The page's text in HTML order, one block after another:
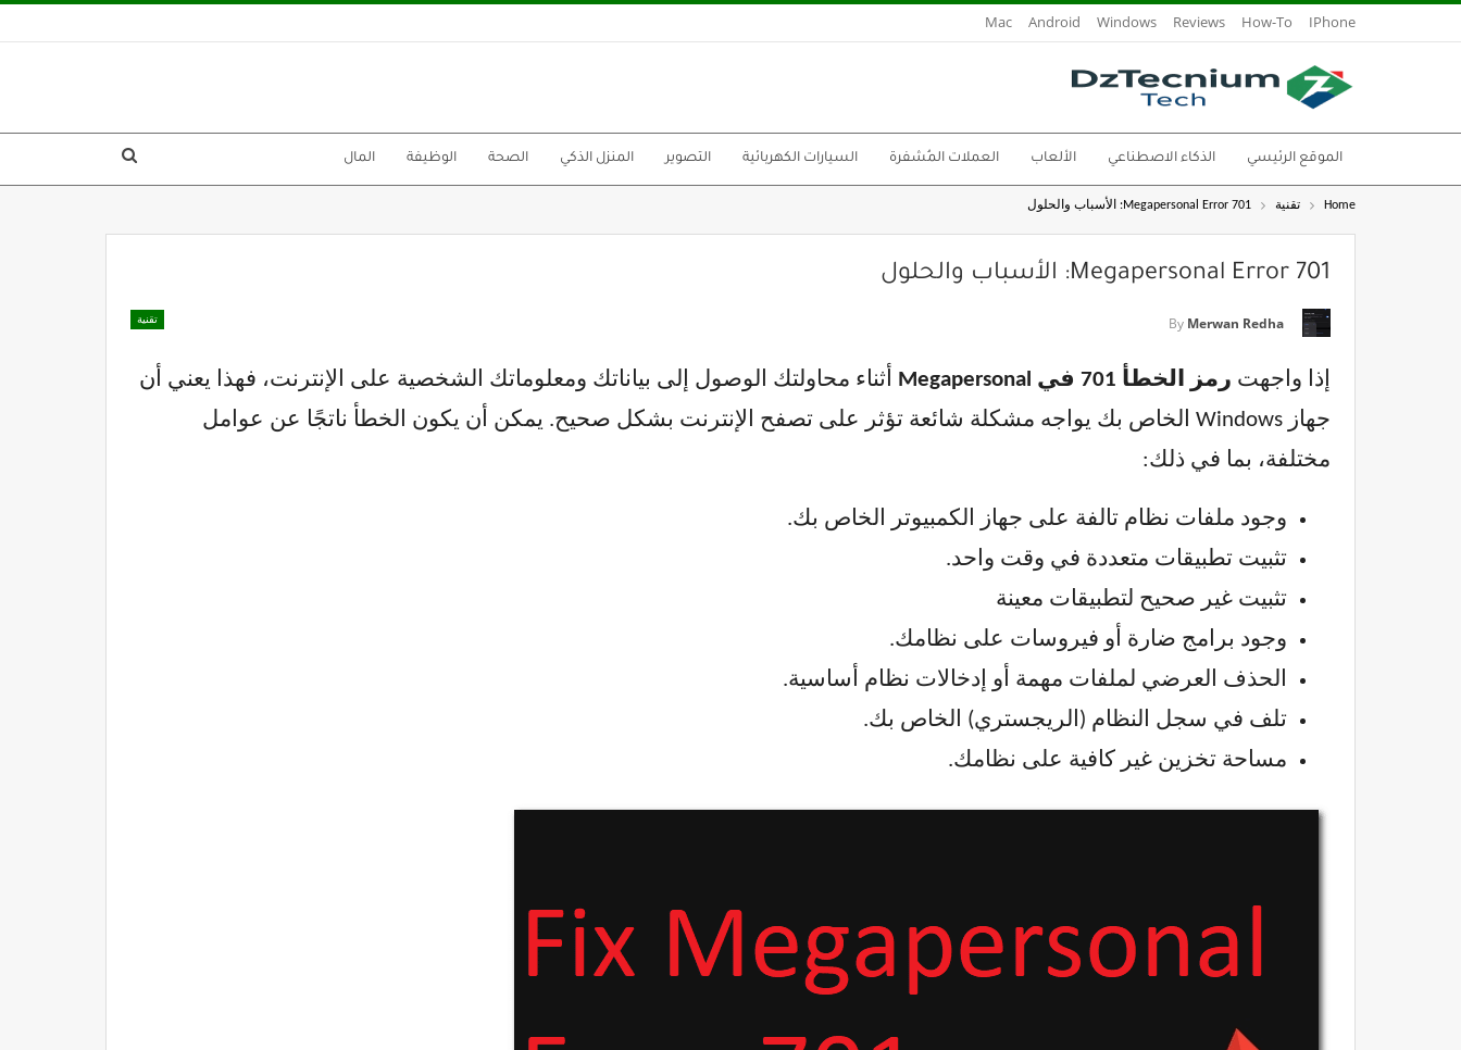
IPhone
How-To
Reviews
Windows
Android
Mac
الموقع الرئيسي الذكاء الاصطناعي الألعاب العملات المُشفرة السيارات الكهربائية التصوير المنزل الذكي الصحة الوظيفة المال
Home تقنية Megapersonal Error 701: الأسباب والحلول
Megapersonal Error 701: الأسباب والحلول
تقنية By Merwan Redha
إذا واجهت رمز الخطأ 701 في Megapersonal
أثناء محاولتك الوصول إلى بياناتك ومعلوماتك الشخصية على الإنترنت، فهذا يعني أن
جهاز Windows الخاص بك يواجه مشكلة شائعة تؤثر على تصفح الإنترنت بشكل صحيح. يمكن أن يكون الخطأ ناتجًا عن عوامل
مختلفة، بما في ذلك:
وجود ملفات نظام تالفة على جهاز الكمبيوتر الخاص بك.
تثبيت تطبيقات متعددة في وقت واحد.
تثبيت غير صحيح لتطبيقات معينة
وجود برامج ضارة أو فيروسات على نظامك.
الحذف العرضي لملفات مهمة أو إدخالات نظام أساسية.
تلف في سجل النظام (الريجستري) الخاص بك.
مساحة تخزين غير كافية على نظامك.